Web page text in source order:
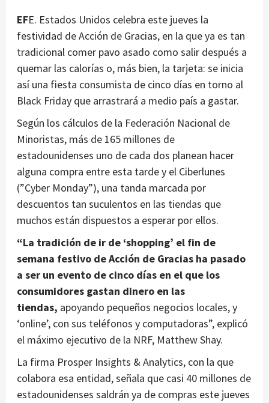
EFE. Estados Unidos celebra este jueves la
festividad de Acción de Gracias, en la que ya es tan
tradicional comer pavo asado como salir después a
quemar las calorías o, más bien, la tarjeta: se inicia
así una fiesta consumista de cinco días en torno al
Black Friday que arrastrará a medio país a gastar.
Según los cálculos de la Federación Nacional de
Minoristas, más de 165 millones de
estadounidenses uno de cada dos planean hacer
alguna compra entre esta tarde y el Ciberlunes
(”Cyber Monday”), una tanda marcada por
descuentos tan suculentos en las tiendas que
muchos están dispuestos a esperar por ellos.
“La tradición de ir de ‘shopping’ el fin de
semana festivo de Acción de Gracias ha pasado
a ser un evento de cinco días en el que los
consumidores gastan dinero en las
tiendas, apoyando pequeños negocios locales, y
‘online’, con sus teléfonos y computadoras”, explicó
el máximo ejecutivo de la NRF, Matthew Shay.
La firma Prosper Insights & Analytics, con la que
colabora esa entidad, señala que casi 40 millones de
estadounidenses saldrán ya de compras este jueves